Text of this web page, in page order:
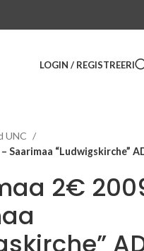
LOGIN / REGISTREERI
UNC
Saarimaa “Ludwigskirche”
2€